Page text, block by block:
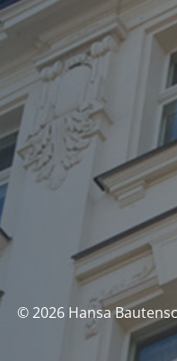
© 2026 Hansa